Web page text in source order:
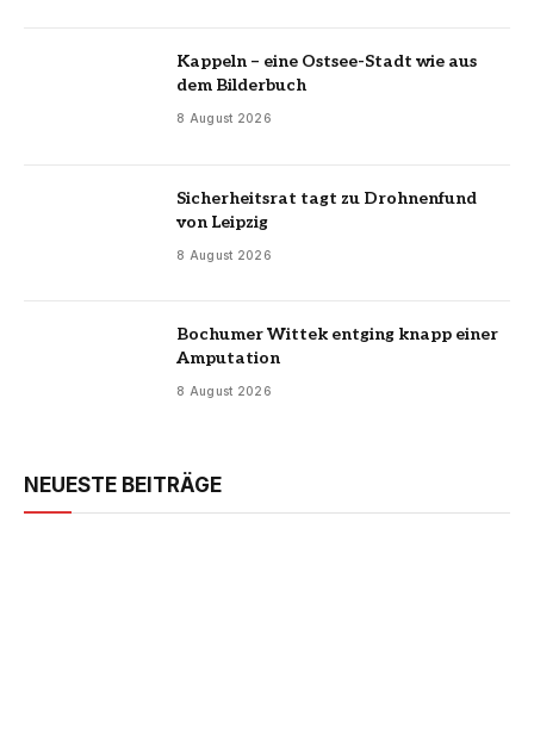
Kappeln – eine Ostsee-Stadt wie aus
dem Bilderbuch
8 August 2026
Sicherheitsrat tagt zu Drohnenfund
von Leipzig
8 August 2026
Bochumer Wittek entging knapp einer
Amputation
8 August 2026
NEUESTE BEITRÄGE